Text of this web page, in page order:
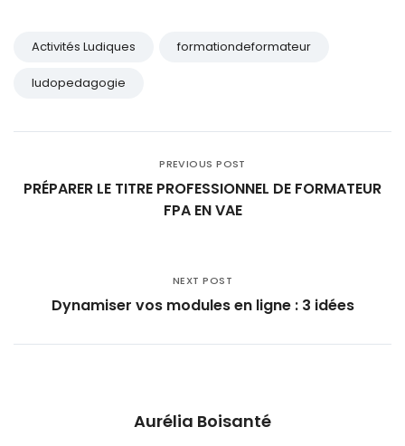
Activités Ludiques formationdeformateur
ludopedagogie
PREVIOUS POST
PRÉPARER LE TITRE PROFESSIONNEL DE FORMATEUR
FPA EN VAE
NEXT POST
Dynamiser vos modules en ligne : 3 idées
Aurélia Boisanté